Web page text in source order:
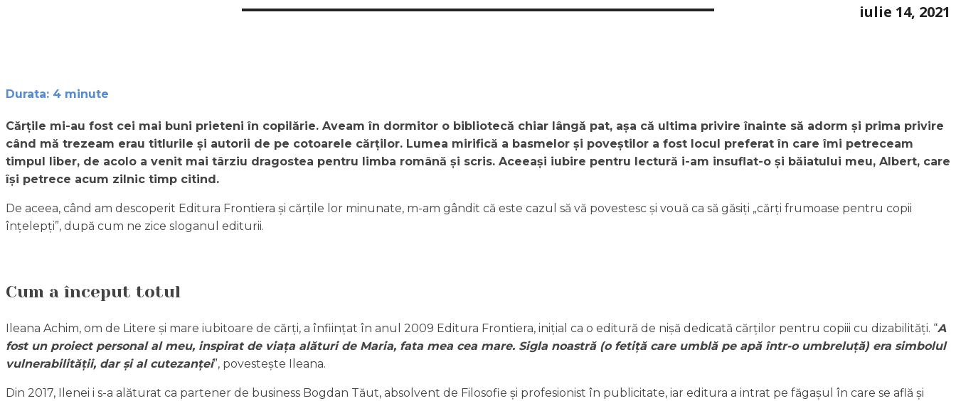
iulie 14, 2021
Durata: 4 minute
Cărțile mi-au fost cei mai buni prieteni în copilărie. Aveam în dormitor o bibliotecă chiar lângă pat, așa că ultima privire înainte să adorm și prima privire
când mă trezeam erau titlurile și autorii de pe cotoarele cărților. Lumea mirifică a basmelor și poveștilor a fost locul preferat în care îmi petreceam
timpul liber, de acolo a venit mai târziu dragostea pentru limba română și scris. Aceeași iubire pentru lectură i-am insuflat-o și băiatului meu, Albert, care
își petrece acum zilnic timp citind.
De aceea, când am descoperit Editura Frontiera și cărțile lor minunate, m-am gândit că este cazul să vă povestesc și vouă ca să găsiți „cărți frumoase pentru copii
înțelepți”, după cum ne zice sloganul editurii.
Cum a început totul
Ileana Achim, om de Litere și mare iubitoare de cărți, a înființat în anul 2009 Editura Frontiera, inițial ca o editură de nișă dedicată cărților pentru copiii cu dizabilități. “A
fost un proiect personal al meu, inspirat de viața alături de Maria, fata mea cea mare. Sigla noastră (o fetiță care umblă pe apă într-o umbreluță) era simbolul
vulnerabilității, dar și al cutezanței”, povestește Ileana.
Din 2017, Ilenei i s-a alăturat ca partener de business Bogdan Tăut, absolvent de Filosofie și profesionist în publicitate, iar editura a intrat pe făgașul în care se află și